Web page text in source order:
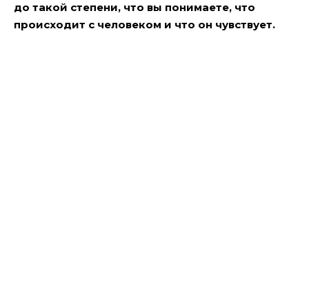
до такой степени, что вы понимаете, что
происходит с человеком и что он чувствует.